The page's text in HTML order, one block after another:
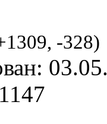
, -328)